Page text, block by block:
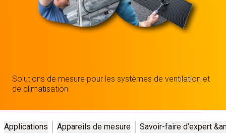
Solutions de mesure pour les systèmes de ventilation et
de climatisation
Applications Appareils de mesure Savoir-faire d’expert